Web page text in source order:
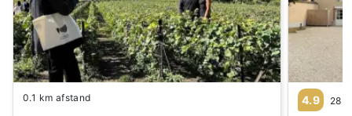
0.1 km afstand 4.9 28